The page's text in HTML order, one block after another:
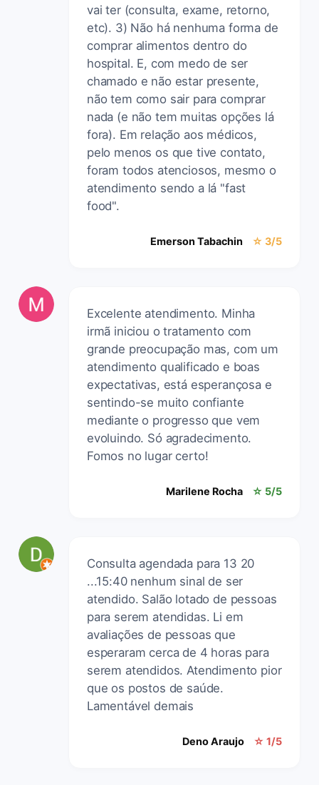
vai ter (consulta, exame, retorno,
etc). 3) Não há nenhuma forma de
comprar alimentos dentro do
hospital. E, com medo de ser
chamado e não estar presente,
não tem como sair para comprar
nada (e não tem muitas opções lá
fora). Em relação aos médicos,
pelo menos os que tive contato,
foram todos atenciosos, mesmo o
atendimento sendo a lá "fast
food".
Emerson Tabachin ☆ 3/5
Excelente atendimento. Minha
irmã iniciou o tratamento com
grande preocupação mas, com um
atendimento qualificado e boas
expectativas, está esperançosa e
sentindo-se muito confiante
mediante o progresso que vem
evoluindo. Só agradecimento.
Fomos no lugar certo!
Marilene Rocha ☆ 5/5
Consulta agendada para 13 20
...15:40 nenhum sinal de ser
atendido. Salão lotado de pessoas
para serem atendidas. Li em
avaliações de pessoas que
esperaram cerca de 4 horas para
serem atendidos. Atendimento pior
que os postos de saúde.
Lamentável demais
Deno Araujo ☆ 1/5